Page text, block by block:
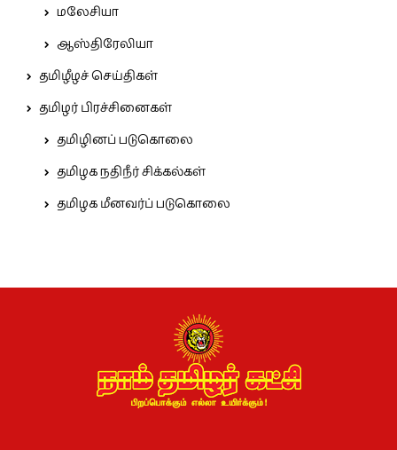
மலேசியா
ஆஸ்திரேலியா
தமிழீழச் செய்திகள்
தமிழர் பிரச்சினைகள்
தமிழினப் படுகொலை
தமிழக நதிநீர் சிக்கல்கள்
தமிழக மீனவர்ப் படுகொலை